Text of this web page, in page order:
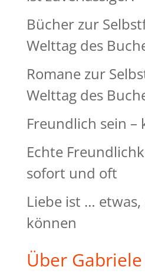
Bücher zur
Welttag des
Romane zur
Welttag des
Freundlich sein –
Echte
sofort und oft
Liebe ist …
können
Über